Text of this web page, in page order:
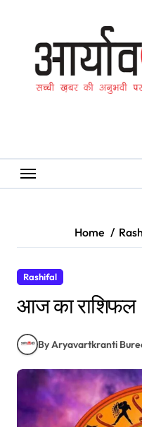
Home
Rashifal
आज का राशिफल
By Aryavartkranti